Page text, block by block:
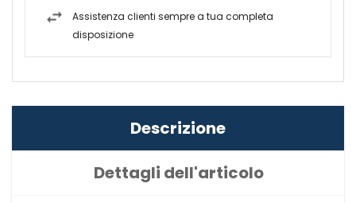
Assistenza clienti sempre a tua completa
disposizione
Descrizione
Dettagli dell'articolo